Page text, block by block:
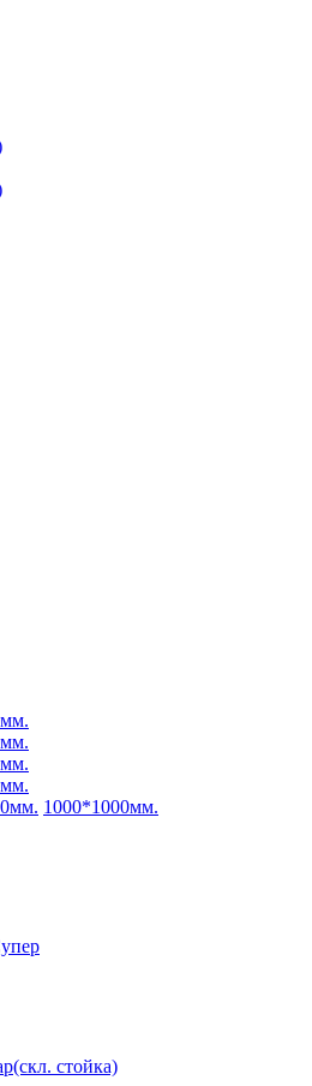
1000*1000мм.
стойка)